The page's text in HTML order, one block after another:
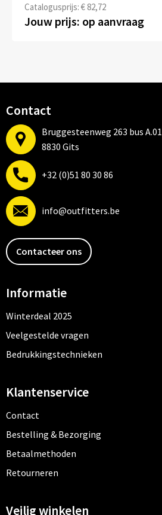
Catalogusprijs: € 82,72
Jouw prijs: op aanvraag
Contact
Bruggesteenweg 263 bus A.01
8830 Gits
+32 (0)51 80 30 86
info@outfitters.be
Contacteer ons
Informatie
Winterdeal 2025
Veelgestelde vragen
Bedrukkingstechnieken
Klantenservice
Contact
Bestelling & Bezorging
Betaalmethoden
Retourneren
Veilig winkelen